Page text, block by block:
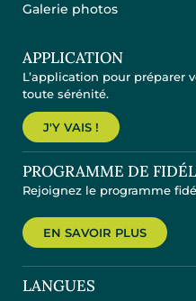
Galerie photos
APPLICATION
L’application pour préparer
toute sérénité.
J'Y VAIS !
PROGRAMME DE
Rejoignez le programme
EN SAVOIR PLUS
LANGUES